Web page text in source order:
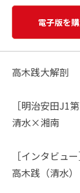
電子版を
高木践大解剖
［明治安田J1
清水×湘南
［インタビュー
高木践（清水）